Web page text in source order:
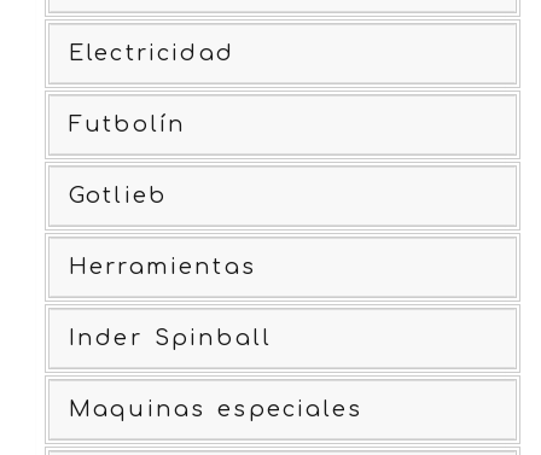
Electricidad
Futbolín
Gotlieb
Herramientas
Inder Spinball
Maquinas especiales